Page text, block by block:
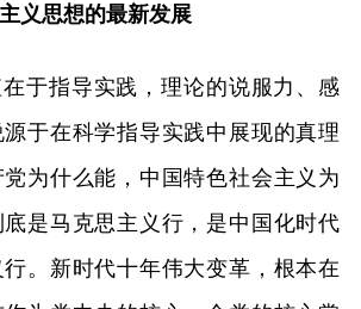
义思想的最新发展
于指导实践，理论的说服力、感
于在科学指导实践中展现的真理
为什么能，中国特色社会主义为
是马克思主义行，是中国化时代
。新时代十年伟大变革，根本在